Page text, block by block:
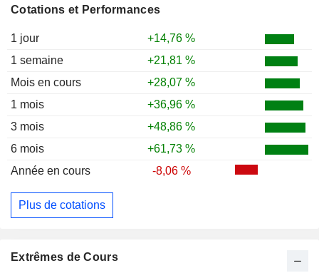
Cotations et Performances
1 jour
+14,76 %
1 semaine
+21,81 %
Mois en cours
+28,07 %
1 mois
+36,96 %
3 mois
+48,86 %
6 mois
+61,73 %
Année en cours
-8,06 %
Plus de cotations
Extrêmes de Cours